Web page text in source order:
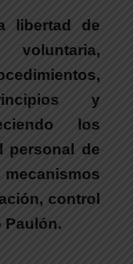
libertad de
y
los
personal de
control
Paulón.